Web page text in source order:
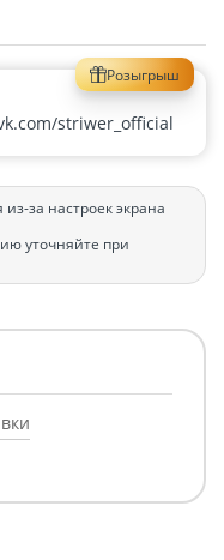
Розыгрыш
striwer_official
за настроек экрана
уточняйте при